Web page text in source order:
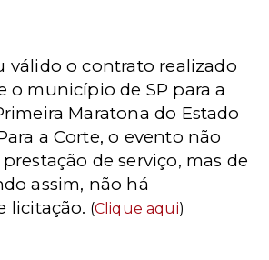
válido o contrato realizado
o município de SP para a
Maratona do Estado
a Corte, o evento não
de serviço, mas de
assim, não há
licitação. (Clique aqui)